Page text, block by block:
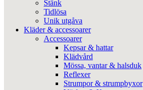
Stänk
Tidlösa
Unik utgåva
Kläder & accessoarer
Accessoarer
Kepsar & hattar
Klädvård
Mössa, vantar & halsduk
Reflexer
Strumpor & strumpbyxor